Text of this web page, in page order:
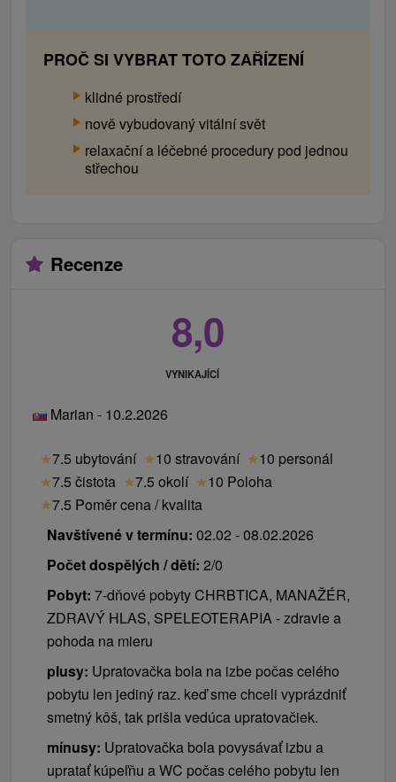
PROČ SI VYBRAT TOTO ZAŘÍZENÍ
klidné prostředí
nově vybudovanývitálnísvět
relaxační a léčebné procedury pod jednou
střechou
Recenze
8,0
VYNIKAJÍCÍ
Marian - 10.2.2026
★7.5 ubytování ★10 stravování ★10 personál
★7.5 čistota ★7.5 okolí ★10 Poloha
★7.5 Poměr cena / kvalita
Navštívené v termínu: 02.02 - 08.02.2026
Počet dospělých / dětí: 2/0
Pobyt: 7-dňové pobyty CHRBTICA, MANAŽÉR,
ZDRAVÝ HLAS, SPELEOTERAPIA - zdravie a
pohoda na mieru
plusy: Upratovačka bola na izbe počas celého
pobytu len jediný raz. keď sme chceli vyprázdniť
smetný kôš, tak prišla vedúca upratovačiek.
mínusy: Upratovačka bola povysávať izbu a
upratať kúpeľňu a WC počas celého pobytu len